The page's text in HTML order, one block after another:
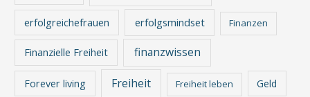
erfolgreichefrauen erfolgsmindset Finanzen
Finanzielle Freiheit finanzwissen
Forever living Freiheit Freiheit leben Geld